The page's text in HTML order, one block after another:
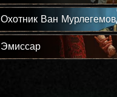
Охотник Ван Мурлегемов
Эмиссар